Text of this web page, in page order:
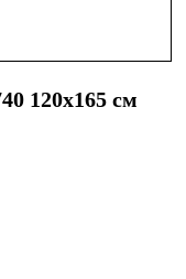
120х165 см